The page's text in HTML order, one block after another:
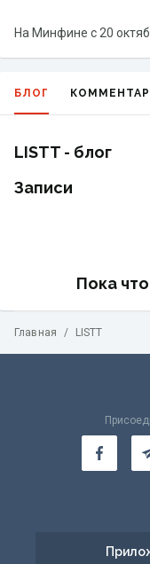
На Минфине с 20
БЛОГ
LISTT - блог
Записи
Пока
Главная / LISTT